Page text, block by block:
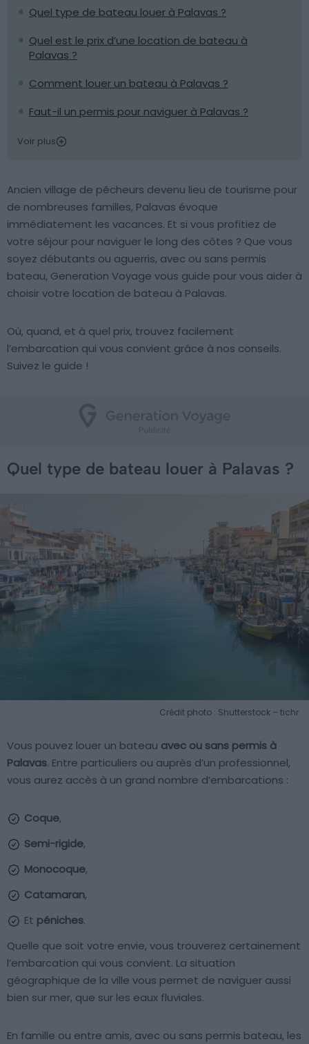
Quel type de bateau louer à Palavas ?
Quel est le prix d’une location de bateau à
Palavas ?
Comment louer un bateau à Palavas ?
Faut-il un permis pour naviguer à Palavas ?
Voir plus
Ancien village de pêcheurs devenu lieu de tourisme pour
de nombreuses familles, Palavas évoque
immédiatement les vacances. Et si vous profitiez de
votre séjour pour naviguer le long des côtes ? Que vous
soyez débutants ou aguerris, avec ou sans permis
bateau, Generation Voyage vous guide pour vous aider à
choisir votre location de bateau à Palavas.
Où, quand, et à quel prix, trouvez facilement
l’embarcation qui vous convient grâce à nos conseils.
Suivez le guide !
Quel type de bateau louer à Palavas ?
Crédit photo : Shutterstock – tichr
Vous pouvez louer un bateau avec ou sans permis à
Palavas. Entre particuliers ou auprès d’un professionnel,
vous aurez accès à un grand nombre d’embarcations :
Coque,
Semi-rigide,
Monocoque,
Catamaran,
Et péniches.
Quelle que soit votre envie, vous trouverez certainement
l’embarcation qui vous convient. La situation
géographique de la ville vous permet de naviguer aussi
bien sur mer, que sur les eaux fluviales.
En famille ou entre amis, avec ou sans permis bateau, les